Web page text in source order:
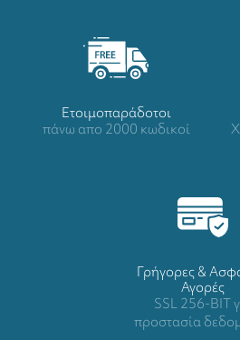
Ετοιμοπαράδοτοι
πάνω απο 2000 κωδικοί
Γρήγορες &
Αγορές
SSL 256-BIT
προστασία